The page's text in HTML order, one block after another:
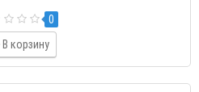
0
В корзину